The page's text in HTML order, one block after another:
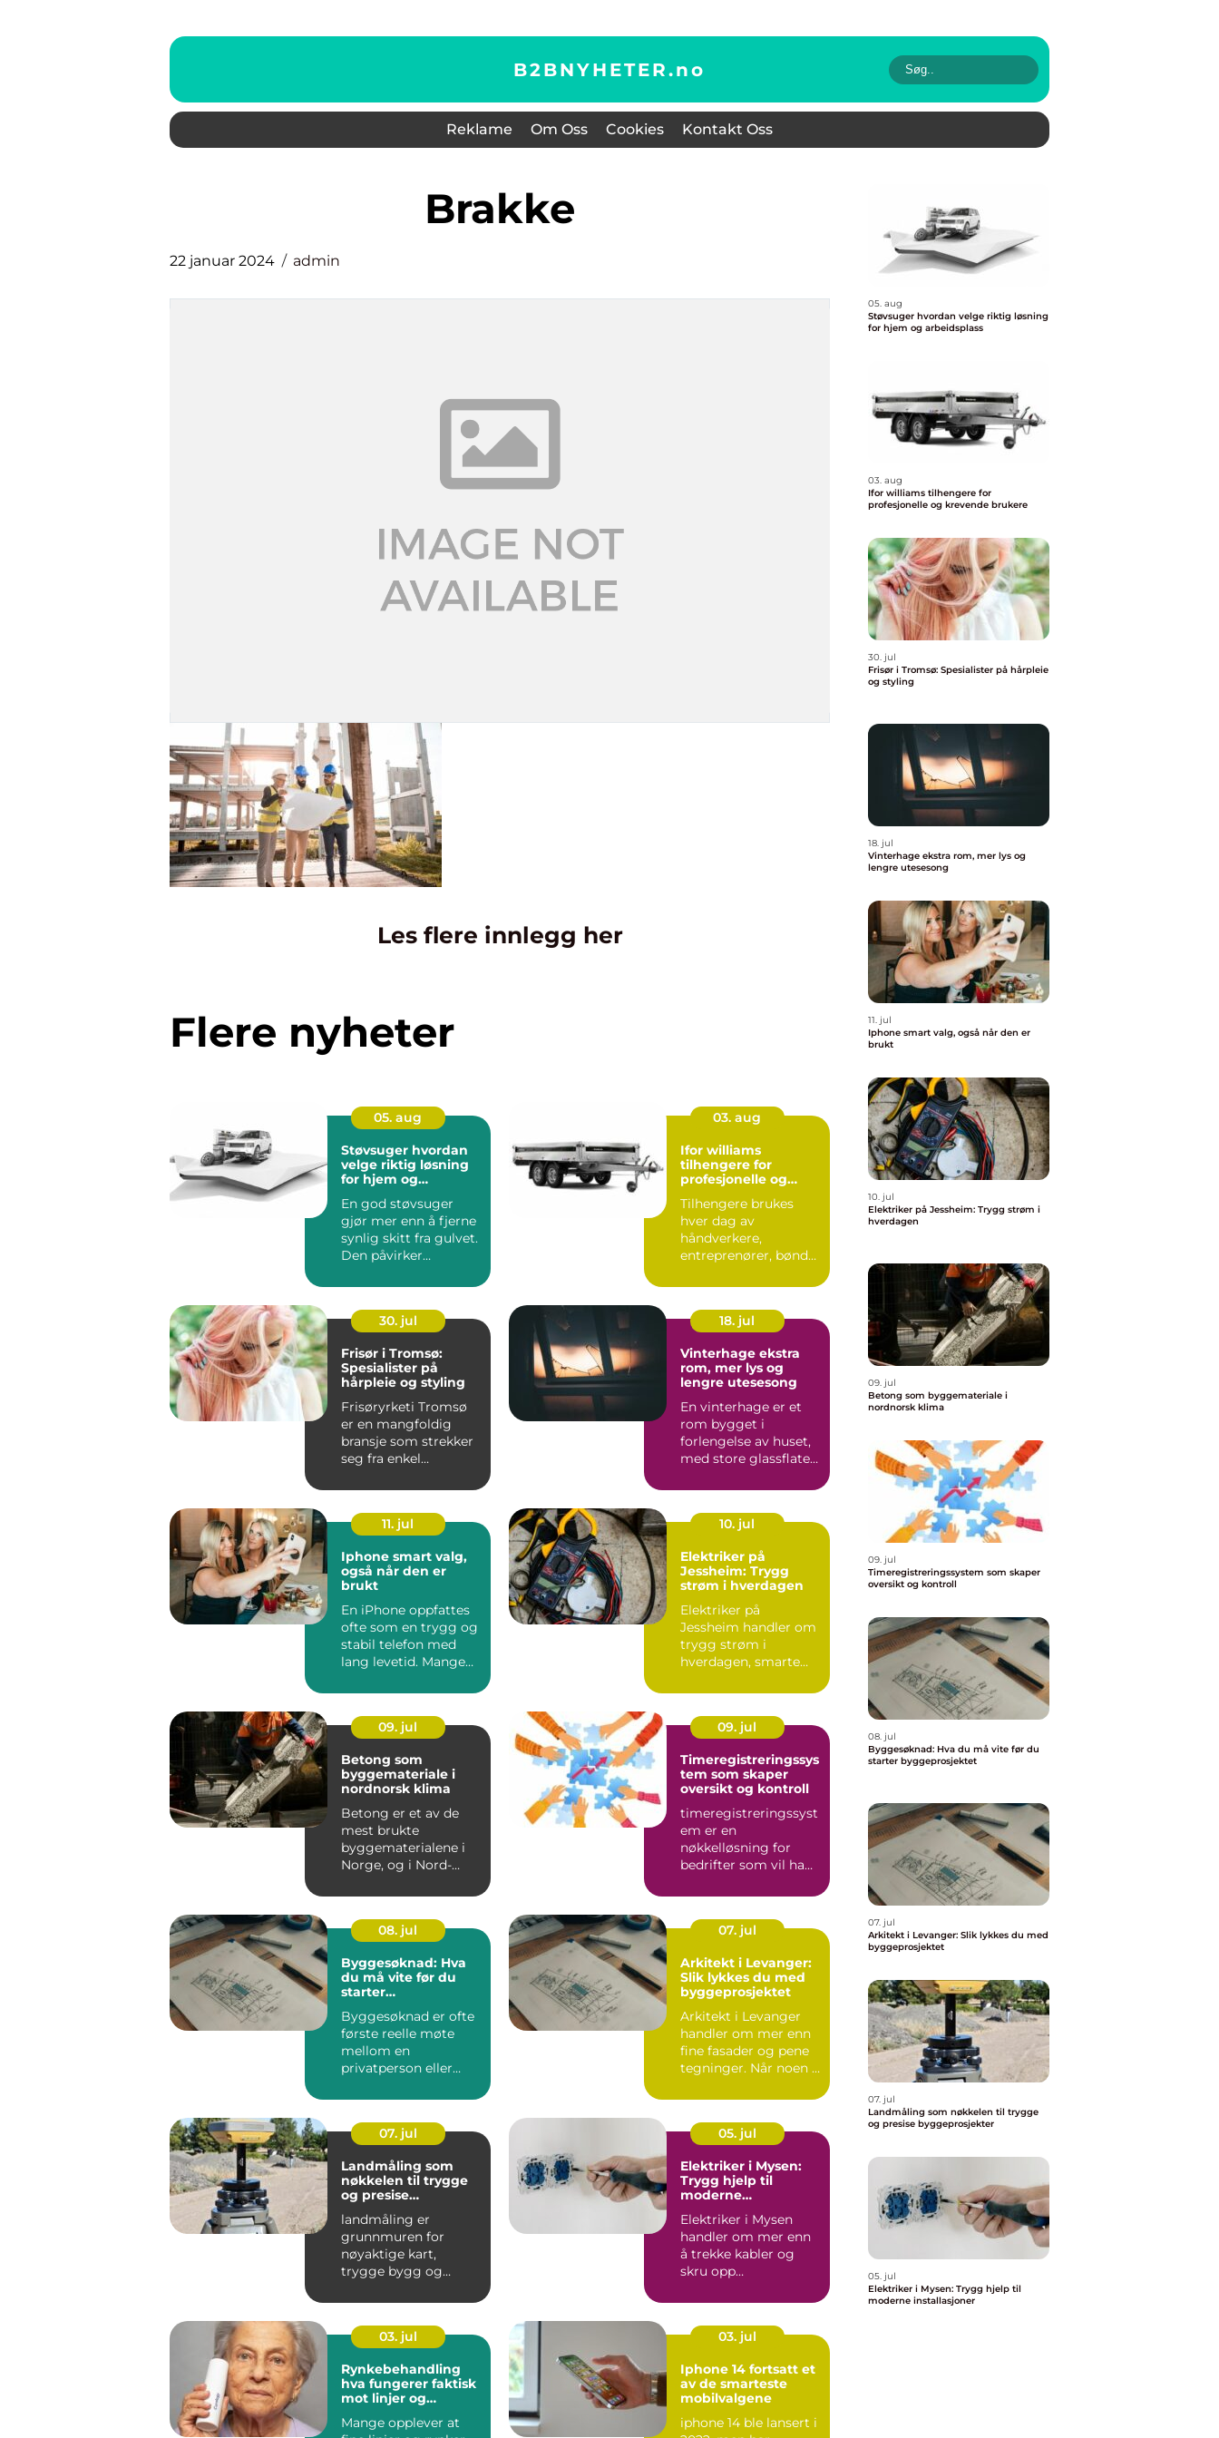
B2BNYHETER.no
Reklame Om Oss Cookies Kontakt Oss
Brakke
22 januar 2024 admin
Les flere innlegg her
Flere nyheter
05. aug
Støvsuger hvordan
velge riktig løsning
for hjem og
En god støvsuger
gjør mer enn å fjerne
synlig skitt fra gulvet.
Den påvirker
arbeidsmil...
03. aug
Ifor williams
tilhengere for
profesjonelle og
Tilhengere brukes
hver dag av
håndverkere,
entreprenører, bønder
Behovene er ulik...
30. jul
Frisør i Tromsø:
Spesialister på
hårpleie og styling
Frisøryrketi Tromsø
er en mangfoldig
bransje som strekker
seg fra enkel
18. jul
Vinterhage ekstra
rom, mer lys og
lengre utesesong
En vinterhage er et
rom bygget i
forlengelse av huset,
med store glassflater
R...
11. jul
Iphone smart valg,
også når den er
brukt
En iPhone oppfattes
ofte som en trygg og
stabil telefon med
lang levetid. Mange
go...
10. jul
Elektriker på
Jessheim: Trygg
strøm i hverdagen
Elektriker på
Jessheim handler om
trygg strøm i
hverdagen, smarte
09. jul
Betong som
byggemateriale i
nordnorsk klima
Betong er et av de
mest brukte
byggematerialene i
Norge, og i Nord-
vist hvor vikt...
09. jul
Timeregistreringssys
tem som skaper
oversikt og kontroll
timeregistreringssyst
em er en
nøkkelløsning for
bedrifter som vil ha
arbeidstid,...
08. jul
Byggesøknad: Hva
du må vite før du
starter
Byggesøknad er ofte
første reelle møte
mellom en
privatperson eller
07. jul
Arkitekt i Levanger:
Slik lykkes du med
byggeprosjektet
Arkitekt i Levanger
handler om mer enn
fine fasader og pene
tegninger. Når noen i
07. jul
Landmåling som
nøkkelen til trygge
og presise
landmåling er
grunnmuren for
nøyaktige kart,
trygge bygg og
arealforvaltning. Uten
presise ...
05. jul
Elektriker i Mysen:
Trygg hjelp til
moderne
Elektriker i Mysen
handler om mer enn
å trekke kabler og
skru opp
str...
03. jul
Rynkebehandling
hva fungerer faktisk
mot linjer og
Mange opplever at
03. jul
Iphone 14 fortsatt et
av de smarteste
mobilvalgene
iphone 14 ble lansert i
05. aug
Støvsuger hvordan velge riktig løsning
for hjem og arbeidsplass
03. aug
Ifor williams tilhengere for
profesjonelle og krevende brukere
30. jul
Frisør i Tromsø: Spesialister på hårpleie
og styling
18. jul
Vinterhage ekstra rom, mer lys og
lengre utesesong
11. jul
Iphone smart valg, også når den er
brukt
10. jul
Elektriker på Jessheim: Trygg strøm i
hverdagen
09. jul
Betong som byggemateriale i
nordnorsk klima
09. jul
Timeregistreringssystem som skaper
oversikt og kontroll
08. jul
Byggesøknad: Hva du må vite før du
starter byggeprosjektet
07. jul
Arkitekt i Levanger: Slik lykkes du med
byggeprosjektet
07. jul
Landmåling som nøkkelen til trygge
og presise byggeprosjekter
05. jul
Elektriker i Mysen: Trygg hjelp til
moderne installasjoner